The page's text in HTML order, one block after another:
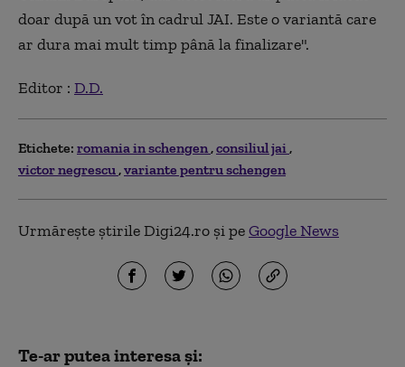
doar după un vot în cadrul JAI. Este o variantă care
ar dura mai mult timp până la finalizare".
Editor : D.D.
Etichete: romania in schengen consiliul jai
victor negrescu variante pentru schengen
Urmărește știrile Digi24.ro și peGoogle News
Te-ar putea interesa și: